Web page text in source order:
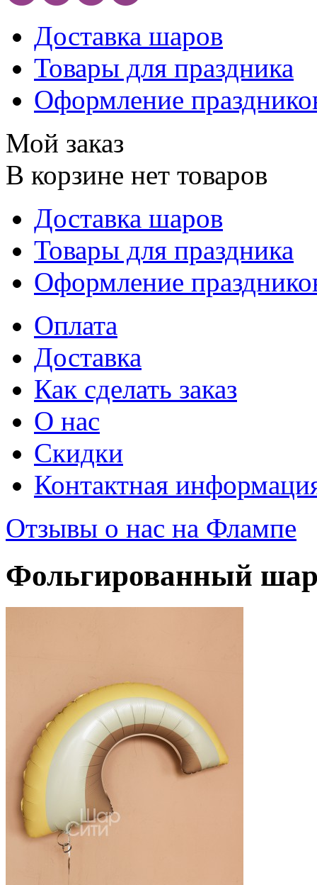
Доставка шаров
Товары для праздника
Оформление
Мой заказ
В корзине нет товаров
Доставка шаров
Товары для праздника
Оформление
Оплата
Доставка
Как сделать заказ
О нас
Скидки
Контактная
Отзывы о нас на Флампе
Фольгированный шар